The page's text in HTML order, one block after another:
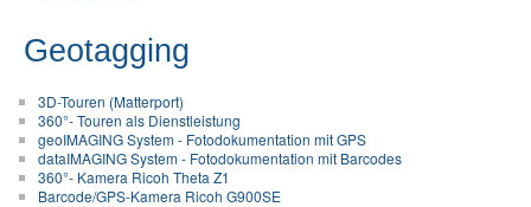
Geotagging
3D-Touren (Matterport)
360°- Touren als Dienstleistung
geoIMAGING System - Fotodokumentation mit GPS
dataIMAGING System - Fotodokumentation mit Barcodes
360°- Kamera Ricoh Theta Z1
Barcode/GPS-Kamera Ricoh G900SE